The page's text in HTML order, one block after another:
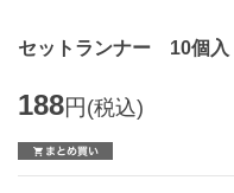
セットランナー 10個
188円 (税込)